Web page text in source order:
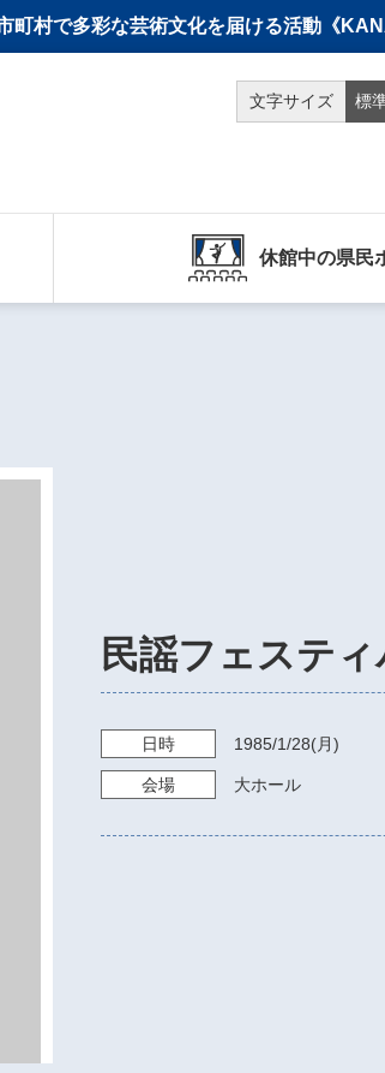
村で多彩な芸術文化を届ける活動《
文字サイズ 標
休館中の県民
民謡フェステ
日時 1985/1/28(月)
会場 大ホール